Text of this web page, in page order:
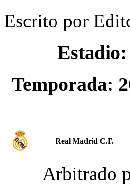
Escrito por
Temporada:
Real Madrid C.F.
Arbitrado